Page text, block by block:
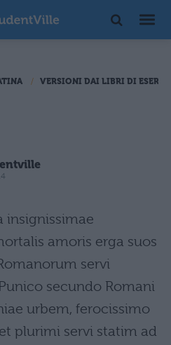
VERSIONI DAI LIBRI DI
insignissimae
amoris erga suos
servi
secundo Romani
urbem, ferocissimo
plurimi servi statim ad